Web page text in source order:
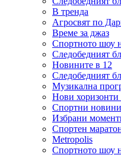
В тренда
Агросвят по
Време за джаз
Спортното шоу
Следобедният
Новините в 12
Следобедният
Музикална
Нови
Спортни новини
Избрани
Спортен
Metropolis
Спортното шоу